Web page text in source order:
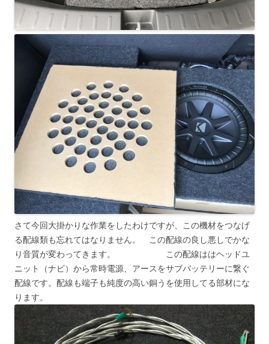
さて今回大掛かりな作業をしたわけですが、この機材をつなげ
る配線類も忘れてはなりません。 この配線の良し悪しでかな
り音質が変わってきます。 この配線ははヘッドユ
ニット（ナビ）から常時電源、アースをサブバッテリーに繋ぐ
配線です。配線も端子も純度の高い銅うを使用してる部材にな
ります。